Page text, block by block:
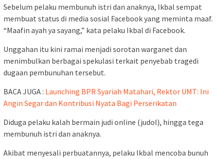
Sebelum pelaku membunuh istri dan anaknya, Ikbal sempat
membuat status di media sosial Facebook yang meminta maaf.
“Maafin ayah ya sayang,” kata pelaku Ikbal di Facebook.
Unggahan itu kini ramai menjadi sorotan warganet dan
menimbulkan berbagai spekulasi terkait penyebab tragedi
dugaan pembunuhan tersebut.
BACA JUGA : Launching BPR Syariah Matahari, Rektor UMT: Ini
Angin Segar dan Kontribusi Nyata Bagi Perserikatan
Diduga pelaku kalah bermain judi online (judol), hingga tega
membunuh istri dan anaknya.
Akibat menyesali perbuatannya, pelaku Ikbal mencoba bunuh